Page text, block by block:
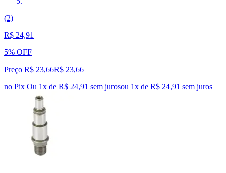
(2)
R$ 24,91
5% OFF
Preço R$ 23,66R$ 23,66
no Pix Ou 1x de R$ 24,91 sem jurosou 1x de R$ 24,91 sem juros